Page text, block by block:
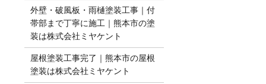
外壁・破風板・雨樋塗装工事｜付
帯部まで丁寧に施工｜熊本市の塗
装は株式会社ミヤケント
屋根塗装工事完了｜熊本市の屋根
塗装は株式会社ミヤケント